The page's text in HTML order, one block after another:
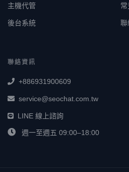
主機代管
後台系統 聯
聯絡資訊
+886931900609
service@seochat.com.tw
LINE 線上諮詢
週一至週五 09:00–18:00